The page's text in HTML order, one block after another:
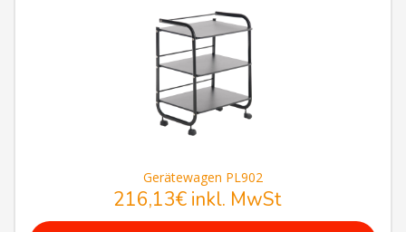
Gerätewagen PL902
216,13€inkl. MwSt